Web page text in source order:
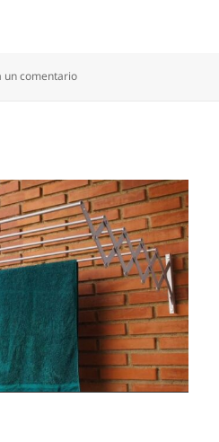
un comentarioen MI VIDA